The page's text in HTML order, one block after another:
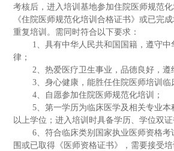
考核后，进入培训基地参加住院医师规范
《住院医师规范化培训合格证书》或已完
重复培训。需同时符合以下要求：
1、具有中华人民共和国国籍，遵守
律；
2、热爱医疗卫生事业，品德良好，遵
3、身心健康，能胜任住院医师培训临
4、自愿参加住院医师规范化培训；
5、第一学历为临床医学及相关专业本
以上学位；进入培训时具备学历、学位双证
6、符合临床类别国家执业医师资格
围或已取得《医师资格证书》，需要接受培